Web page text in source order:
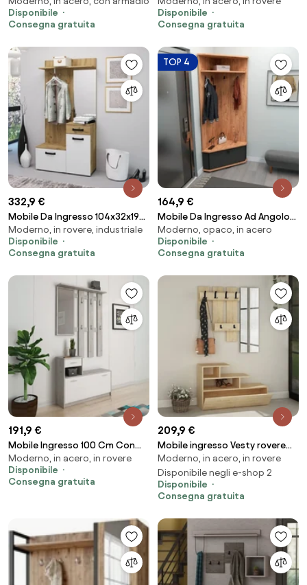
Bora Bianco
Disponibile
Consegna gratuita
Specchio Orientabile Ocean
Rafia
Disponibile
Consegna gratuita
332,9 €
Mobile Da Ingresso 104x32x190
Con Ante E Specchio Bianco E
Rovere Mosso MO6
Moderno, in rovere, industriale
Disponibile
Consegna gratuita
TOP 4
164,9 €
Mobile Da Ingresso Ad Angolo
Con Appendiabiti E Vano
Scarpiera Valis Rovere Antracite
Moderno, opaco, in acero
Disponibile
Consegna gratuita
191,9 €
Mobile Ingresso 100 Cm Con
Scarpiera Appendiabiti E
Specchio Rudolf Beton E Bianco
Moderno, in acero, in rovere
Disponibile
Consegna gratuita
209,9 €
Mobile ingresso Vesty rovere
oak con scarpiera e specchio
Moderno, in acero, in rovere
Disponibile negli e-shop 2
Disponibile
Consegna gratuita